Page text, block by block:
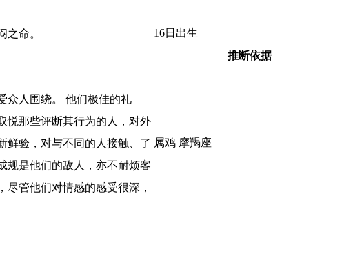
命。
16日出生
推断依据
众人围绕。 他们极佳的礼
悦那些评断其行为的人，对外
鲜验，对与不同的人接触、了
规是他们的敌人，亦不耐烦客
管他们对情感的感受很深，
属鸡 摩羯座